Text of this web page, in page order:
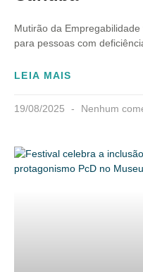
Mutirão da
para pessoas com
LEIA MAIS
19/08/2025 Nenhum